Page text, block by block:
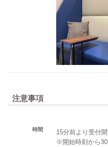
注意事項
時間
15分前より受付
※開始時刻から